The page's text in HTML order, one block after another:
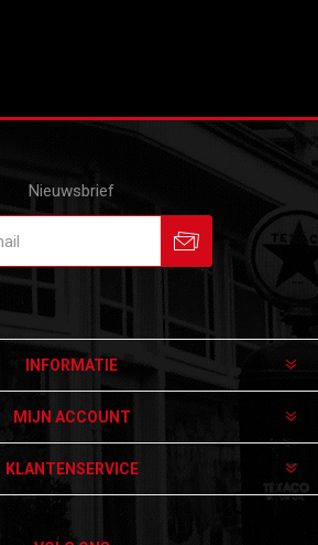
Nieuwsbrief
INFORMATIE
MIJN ACCOUNT
KLANTENSERVICE